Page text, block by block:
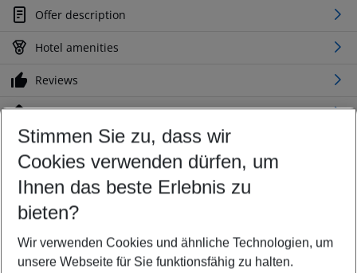
Offer description
Hotel amenities
Reviews
Location
Customize your offer
Find the perfect deal which suits your best
Your departure airport
Any airport
Select your date range
10/08/26–08/08/27 5-8 nights
Stimmen Sie zu, dass wir
Cookies verwenden dürfen, um
Ihnen das beste Erlebnis zu
bieten?
Wir verwenden Cookies und ähnliche Technologien, um
unsere Webseite für Sie funktionsfähig zu halten.